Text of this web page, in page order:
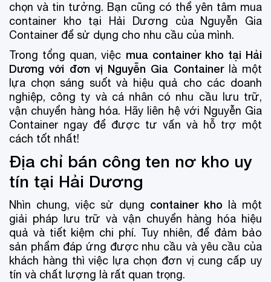
chọn và tin tưởng. Bạn cũng có thể yên tâm mua
container kho tại Hải Dương của Nguyễn Gia
Container để sử dụng cho nhu cầu của mình.
Trong tổng quan, việc mua container kho tại Hải
Dương với đơn vị Nguyễn Gia Containerlà một
lựa chọn sáng suốt và hiệu quả cho các doanh
nghiệp, công ty và cá nhân có nhu cầu lưu trữ,
vận chuyển hàng hóa. Hãy liên hệ với Nguyễn Gia
Container ngay để được tư vấn và hỗ trợ một
cách tốt nhất!
Địa chỉ bán công ten nơ kho uy
tín tại Hải Dương
Nhìn chung, việc sử dụng container kho là một
giải pháp lưu trữ và vận chuyển hàng hóa hiệu
quả và tiết kiệm chi phí. Tuy nhiên, để đảm bảo
sản phẩm đáp ứng được nhu cầu và yêu cầu của
khách hàng thì việc lựa chọn đơn vị cung cấp uy
tín và chất lượng là rất quan trọng.